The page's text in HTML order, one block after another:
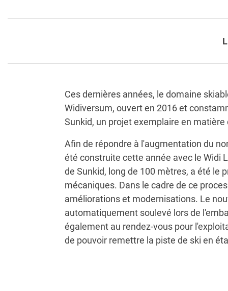
Ces dernières années, le domaine
Widiversum, ouvert en 2016 et
Sunkid, un projet exemplaire en
Afin de répondre à l'augmentation du
été construite cette année avec le Widi
de Sunkid, long de 100 mètres, a été le
mécaniques. Dans le cadre de ce
améliorations et modernisations. Le
automatiquement soulevé lors de
également au rendez-vous pour
de pouvoir remettre la piste de ski en